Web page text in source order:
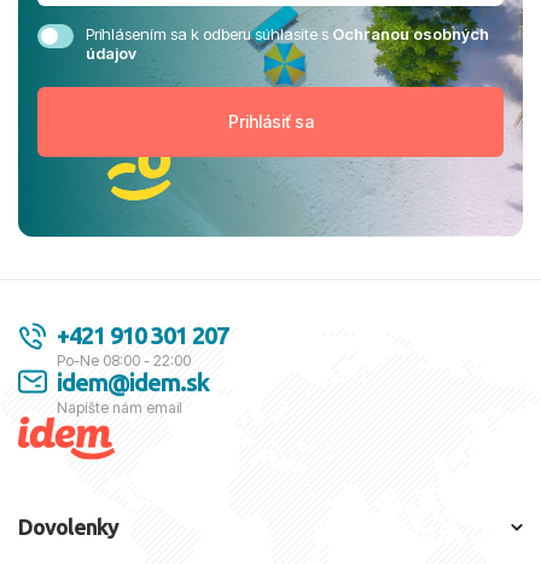
Prihlásením sa k odberu súhlasíte sOchranou osobných
údajov
+421 910 301 207
Po-Ne 08:00 - 22:00
idem@idem.sk
Napíšte nám email
Dovolenky